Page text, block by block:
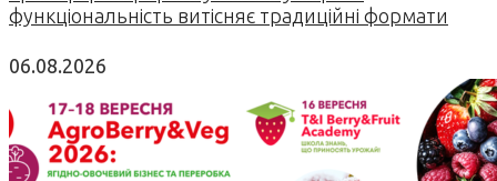
функціональність витісняє традиційні формати
06.08.2026